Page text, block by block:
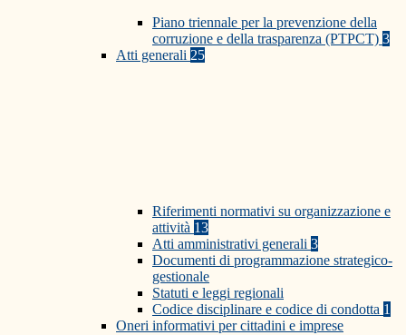
Piano triennale per la prevenzione della
corruzione e della trasparenza (PTPCT) 3
Atti generali 25
Riferimenti normativi su organizzazione e
attività 13
Atti amministrativi generali 3
Documenti di programmazione strategico-
gestionale
Statuti e leggi regionali
Codice disciplinare e codice di condotta 1
Oneri informativi per cittadini e imprese